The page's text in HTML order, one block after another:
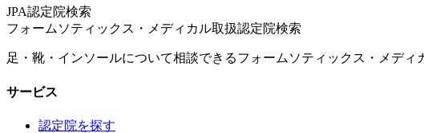
JPA認定院検索
フォームソティックス・メディカル取扱認定院検索
足・靴・インソールについて相談できるフォームソティックス・メディ
サービス
認定院を探す